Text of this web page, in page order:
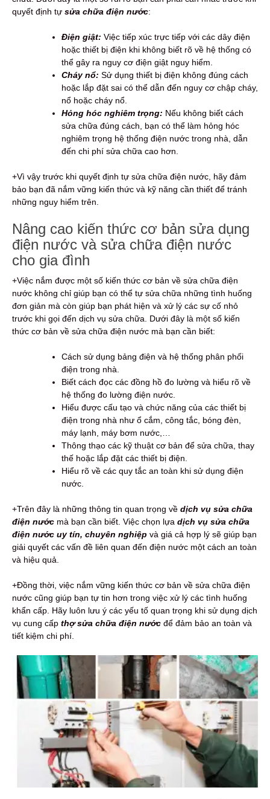
quyết định tự sửa chữa điện nước:
Điện giật: Việc tiếp xúc trực tiếp với các dây điện
hoặc thiết bị điện khi không biết rõ về hệ thống có
thể gây ra nguy cơ điện giật nguy hiểm.
Cháy nổ: Sử dụng thiết bị điện không đúng cách
hoặc lắp đặt sai có thể dẫn đến nguy cơ chập cháy,
nổ hoặc cháy nổ.
Hỏng hóc nghiêm trọng: Nếu không biết cách
sửa chữa đúng cách, bạn có thể làm hỏng hóc
nghiêm trọng hệ thống điện nước trong nhà, dẫn
đến chi phí sửa chữa cao hơn.
+Vì vậy trước khi quyết định tự sửa chữa điện nước, hãy đảm
bảo bạn đã nắm vững kiến thức và kỹ năng cần thiết để tránh
những nguy hiểm trên.
Nâng cao kiến thức cơ bản sửa dụng
điện nước và sửa chữa điện nước
cho gia đình
+Việc nắm được một số kiến thức cơ bản về sửa chữa điện
nước không chỉ giúp bạn có thể tự sửa chữa những tình huống
đơn giản mà còn giúp bạn phát hiện và xử lý các sự cố nhỏ
trước khi gọi đến dịch vụ sửa chữa. Dưới đây là một số kiến
thức cơ bản về sửa chữa điện nước mà bạn cần biết:
Cách sử dụng bảng điện và hệ thống phân phối
điện trong nhà.
Biết cách đọc các đồng hồ đo lường và hiểu rõ về
hệ thống đo lường điện nước.
Hiểu được cấu tạo và chức năng của các thiết bị
điện trong nhà như ổ cắm, công tắc, bóng đèn,
máy lạnh, máy bơm nước,…
Thông thạo các kỹ thuật cơ bản để sửa chữa, thay
thế hoặc lắp đặt các thiết bị điện.
Hiểu rõ về các quy tắc an toàn khi sử dụng điện
nước.
+Trên đây là những thông tin quan trọng về dịch vụ sửa chữa
điện nước mà bạn cần biết. Việc chọn lựa dịch vụ sửa chữa
điện nước uy tín, chuyên nghiệp và giá cả hợp lý sẽ giúp bạn
giải quyết các vấn đề liên quan đến điện nước một cách an toàn
và hiệu quả.
+Đồng thời, việc nắm vững kiến thức cơ bản về sửa chữa điện
nước cũng giúp bạn tự tin hơn trong việc xử lý các tình huống
khẩn cấp. Hãy luôn lưu ý các yếu tố quan trọng khi sử dụng dịch
vụ cung cấp thợ sửa chữa điện nước để đảm bảo an toàn và
tiết kiệm chi phí.